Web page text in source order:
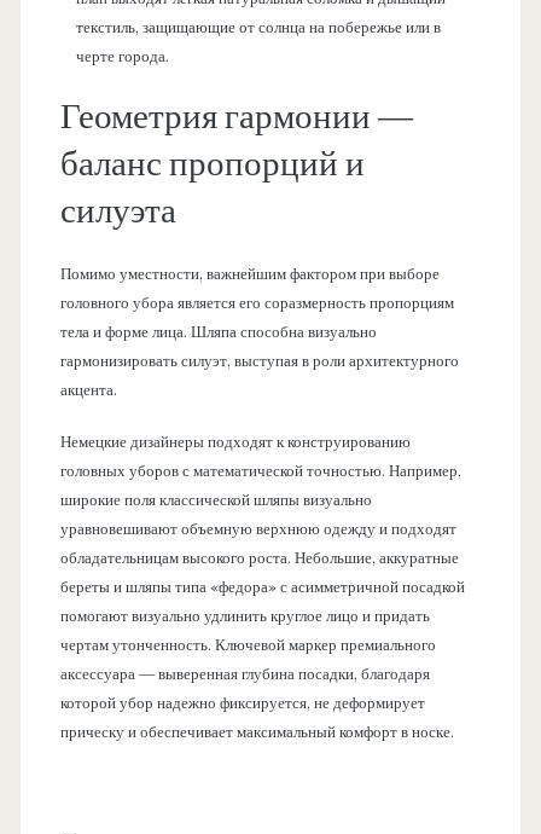
текстиль, защищающие от солнца на побережье или в
черте города.
Геометрия гармонии —
баланс пропорций и
силуэта
Помимо уместности, важнейшим фактором при выборе
головного убора является его соразмерность пропорциям
тела и форме лица. Шляпа способна визуально
гармонизировать силуэт, выступая в роли архитектурного
акцента.
Немецкие дизайнеры подходят к конструированию
головных уборов с математической точностью. Например,
широкие поля классической шляпы визуально
уравновешивают объемную верхнюю одежду и подходят
обладательницам высокого роста. Небольшие, аккуратные
береты и шляпы типа «федора» с асимметричной посадкой
помогают визуально удлинить круглое лицо и придать
чертам утонченность. Ключевой маркер премиального
аксессуара — выверенная глубина посадки, благодаря
которой убор надежно фиксируется, не деформирует
прическу и обеспечивает максимальный комфорт в носке.